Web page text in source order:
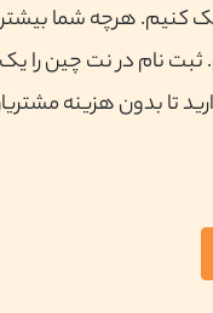
کنیم. هرچه شما
ثبت نام در نت چین را یک
تا بدون هزینه